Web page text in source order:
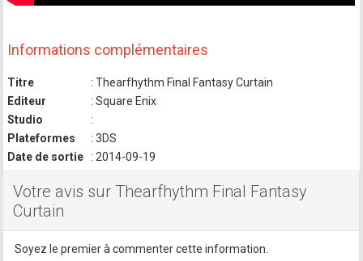
Informations complémentaires
Titre
: Thearfhythm Final Fantasy Curtain
Editeur
: Square Enix
Studio
:
Plateformes
: 3DS
Date de sortie
: 2014-09-19
Votre avis sur Thearfhythm Final Fantasy
Curtain
Soyez le premier à commenter cette information.